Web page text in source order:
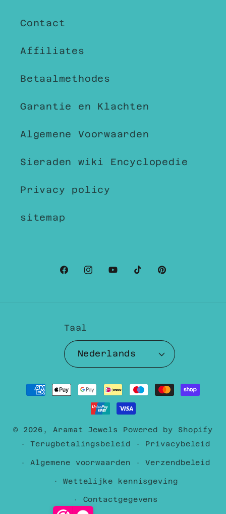
Contact
Affiliates
Betaalmethodes
Garantie en Klachten
Algemene Voorwaarden
Sieraden wiki Encyclopedie
Privacy policy
sitemap
Facebook
Instagram
YouTubeTikTokPinterest
Taal
Nederlands
Betaalmethoden
© 2026, Aramat Jewels Powered by Shopify
Terugbetalingsbeleid
Privacybeleid
Algemene voorwaarden Verzendbeleid
Wettelijke kennisgeving
Contactgegevens